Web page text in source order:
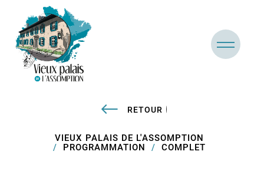
RETOUR
VIEUX PALAIS DE L'ASSOMPTION
PROGRAMMATION
COMPLET